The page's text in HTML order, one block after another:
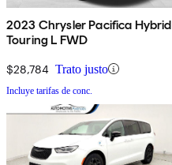
2023 Chrysler Pacifica Hybrid
Touring L FWD
$28,784 Trato justo
Incluye tarifas de conc.